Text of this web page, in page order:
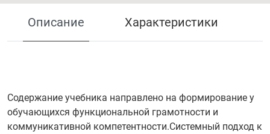
Описание Характеристики
Содержание учебника направлено на формирование у
обучающихся функциональной грамотности и
коммуникативной компетентности.Системный подход к